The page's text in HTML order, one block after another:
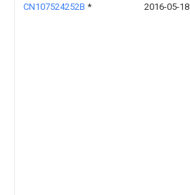
CN107524252B * 2016-05-18